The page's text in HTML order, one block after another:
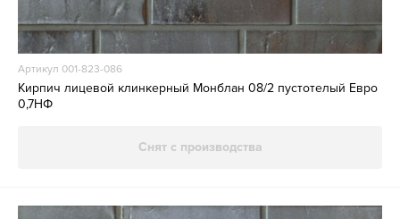
Артикул 001-823-086
Кирпич лицевой клинкерный Монблан 08/2 пустотелый Евро
0,7НФ
Снят с производства